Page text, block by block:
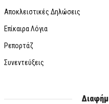
Αποκλειστικές Δηλώσεις
Επίκαιρα Λόγια
Ρεπορτάζ
Συνεντεύξεις